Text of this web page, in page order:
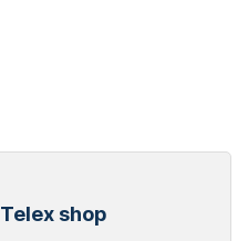
Telex shop